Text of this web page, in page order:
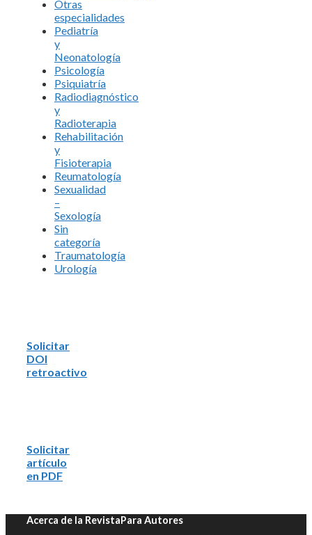
Otras
especialidades
Pediatría
y
Neonatología
Psicología
Psiquiatría
Radiodiagnóstico
y
Radioterapia
Rehabilitación
y
Fisioterapia
Reumatología
Sexualidad
–
Sexología
Sin
categoría
Traumatología
Urología
Solicitar
DOI
retroactivo
Solicitar
artículo
en PDF
Acerca de la RevistaPara Autores